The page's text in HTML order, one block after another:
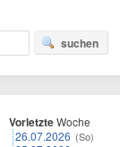
suchen
VorletzteWoche
26.07.2026 (So)